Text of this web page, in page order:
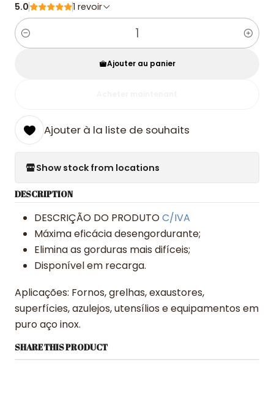
5.0 1 revoir
Quantité
Ajouter au panier
Ajouter à la liste de souhaits
Show stock from locations
DESCRIPTION
DESCRIÇÃO DO PRODUTOC/IVA
Máxima eficácia desengordurante;
Elimina as gorduras mais difíceis;
Disponível em recarga.
Aplicações: Fornos, grelhas, exaustores,
superfícies, azulejos, utensílios e equipamentos em
puro aço inox.
SHARE THIS PRODUCT